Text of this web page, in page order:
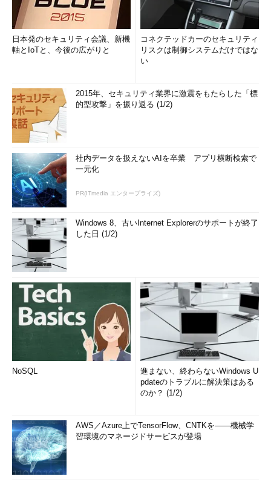
日本発のセキュリティ会議、新機
軸とIoTと、今後の広がりと
コネクテッドカーのセキュリティ
リスクは制御システムだけではな
い
2015年、セキュリティ業界に激震をもたらした「標
的型攻撃」を振り返る (1/2)
社内データを扱えないAIを卒業 アプリ横断検索で
一元化
PR(ITmedia エンタープライズ)
Windows 8、古いInternet Explorerのサポートが終了
した日 (1/2)
NoSQL
進まない、終わらないWindows U
pdateのトラブルに解決策はある
のか？ (1/2)
AWS／Azure上でTensorFlow、CNTKを――機械学
習環境のマネージドサービスが登場